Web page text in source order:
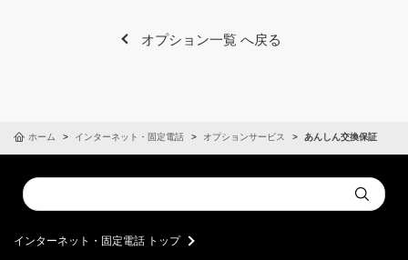
オプション一覧 へ戻る
ホーム インターネット・固定電話 オプションサービス あんしん交換保証
Conduct
a
Submit
インターネット・固定電話 トップ